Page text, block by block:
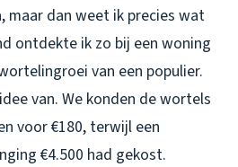
maar dan weet ik precies wat
ontdekte ik zo bij een woning
van een populier.
van. We konden de wortels
voor €180, terwijl een
€4.500 had gekost.